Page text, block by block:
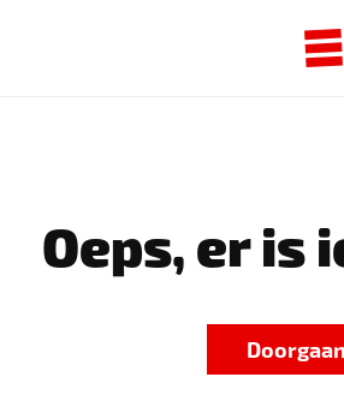
Oeps, er is